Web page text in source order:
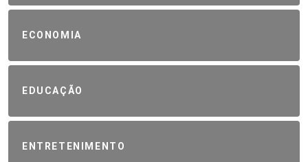
ECONOMIA
EDUCAÇÃO
ENTRETENIMENTO